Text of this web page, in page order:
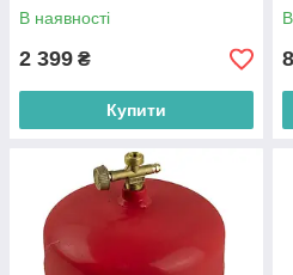
В наявності
2 399 ₴
Купити